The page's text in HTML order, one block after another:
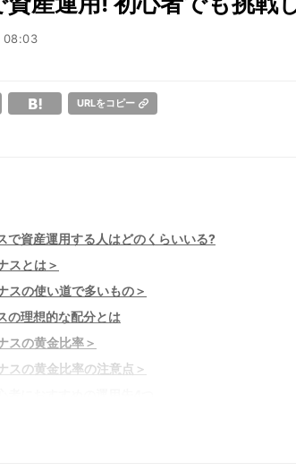
URLをコピー
で資産運用する人はどのくらいいる?
スとは＞
スの使い道で多いもの＞
の理想的な配分とは
スの黄金比率＞
スの黄金比率の注意点＞